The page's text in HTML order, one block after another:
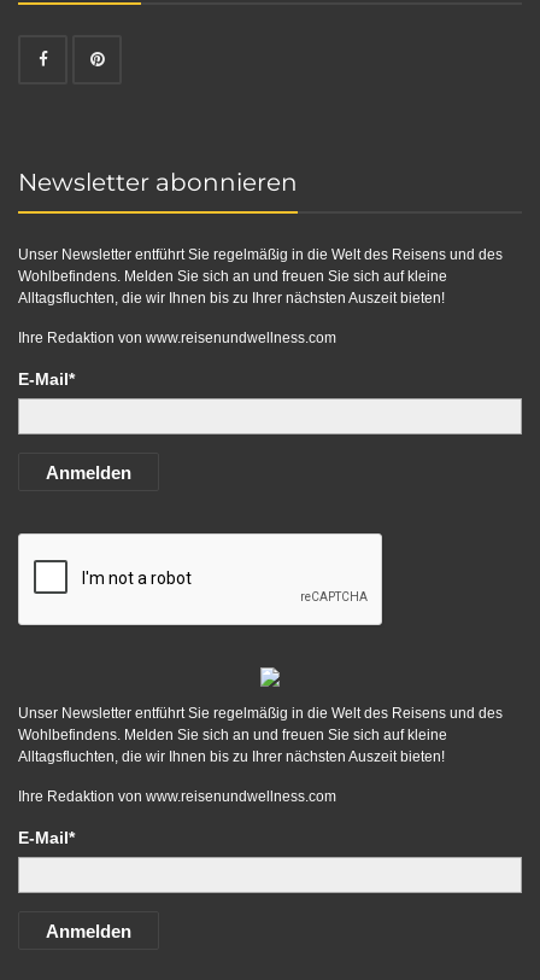
Newsletter abonnieren
Unser Newsletter entführt Sie regelmäßig in die Welt des Reisens und des
Wohlbefindens. Melden Sie sich an und freuen Sie sich auf kleine
Alltagsfluchten, die wir Ihnen bis zu Ihrer nächsten Auszeit bieten!
Ihre Redaktion von www.reisenundwellness.com
E-Mail*
Anmelden
Unser Newsletter entführt Sie regelmäßig in die Welt des Reisens und des
Wohlbefindens. Melden Sie sich an und freuen Sie sich auf kleine
Alltagsfluchten, die wir Ihnen bis zu Ihrer nächsten Auszeit bieten!
Ihre Redaktion von www.reisenundwellness.com
E-Mail*
Anmelden